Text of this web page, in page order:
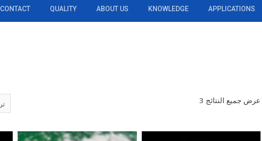
APPLICATIONS
KNOWLEDGE
ABOUT US
QUALITY
CONTACT
عرض جميع النتائج 3